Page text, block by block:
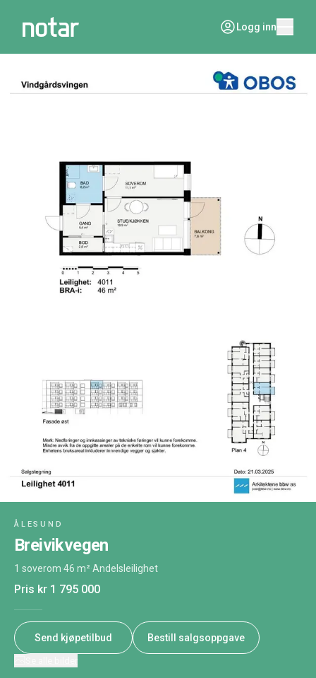
Logg inn
ÅLESUND
Breivikvegen
1 soverom·46 m²·Andelsleilighet
Pris kr 1 795 000
Send kjøpetilbud Bestill salgsoppgave